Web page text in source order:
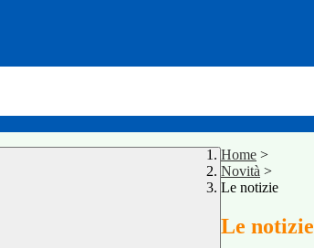
Home >
Novità >
Le notizie
Le notizie